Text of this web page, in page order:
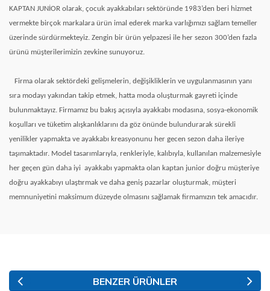
KAPTAN JUNİOR olarak, çocuk ayakkabıları sektöründe 1983’den beri hizmet
vermekte birçok markalara ürün imal ederek marka varlığımızı sağlam temeller
üzerinde sürdürmekteyiz. Zengin bir ürün yelpazesi ile her sezon 300’den fazla
ürünü müşterilerimizin zevkine sunuyoruz.
Firma olarak sektördeki gelişmelerin, değişikliklerin ve uygulanmasının yanı
sıra modayı yakından takip etmek, hatta moda oluşturmak gayreti içinde
bulunmaktayız. Firmamız bu bakış açısıyla ayakkabı modasına, sosya-ekonomik
koşulları ve tüketim alışkanlıklarını da göz önünde bulundurarak sürekli
yenilikler yapmakta ve ayakkabı kreasyonunu her gecen sezon daha ileriye
taşımaktadır. Model tasarımlarıyla, renkleriyle, kalıbıyla, kullanılan malzemesiyle
her geçen gün daha iyi ayakkabı yapmakta olan kaptan junior doğru müşteriye
doğru ayakkabıyı ulaştırmak ve daha geniş pazarlar oluşturmak, müşteri
memnuniyetini maksimum düzeyde olmasını sağlamak firmamızın tek amacıdır.
BENZER ÜRÜNLER